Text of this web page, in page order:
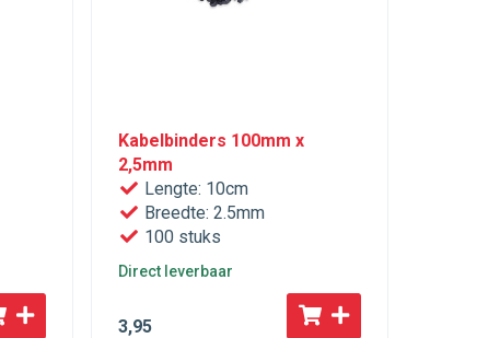
Kabelbinders 100mm x
2,5mm
Lengte: 10cm
Breedte: 2.5mm
100 stuks
Direct leverbaar
3,95